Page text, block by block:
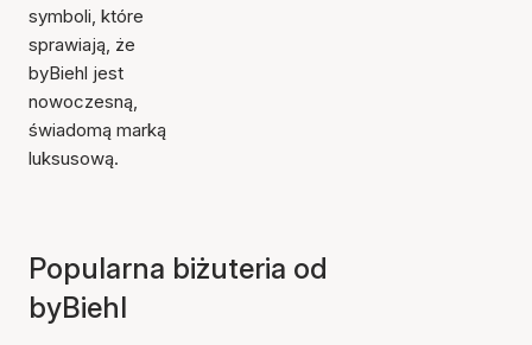
symboli, które
sprawiają, że
byBiehl jest
nowoczesną,
świadomą marką
luksusową.
Popularna biżuteria od
byBiehl